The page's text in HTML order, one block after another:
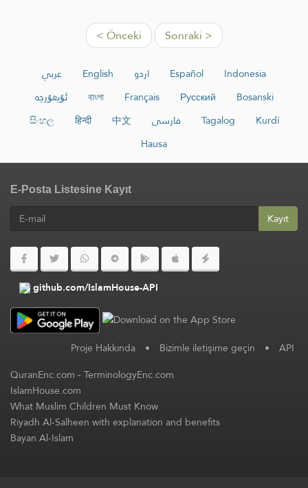
< Önceki Sonraki >
عربي English اردو Español
Indonesia
ئۇيغۇرچە
বাংলা Français Русский
Bosanski
සිංහල
हिन्दी 中文 فارسی Tagalog
Kurdî
Hausa
E-Posta Listesine Kayıt
Kayıt
github.com/IslamHouse-API
Proje Hakkında • Bizimle iletişime geçin • API
QuranEnc.com-TerminologyEnc.com
IslamHouse.com
What Muslim Children Must Know
Riyadh Al-Salheen with explanation and benefits
Bayan Al-Islam